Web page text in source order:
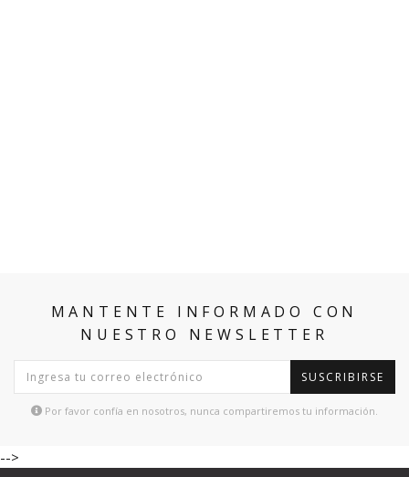
MANTENTE INFORMADO CON
NUESTRO NEWSLETTER
SUSCRIBIRSE
Por favor confía en nosotros, nunca compartiremos tu información.
-->